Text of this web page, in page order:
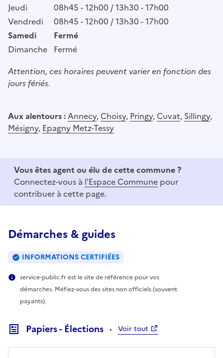
Jeudi
08h45 - 12h00 / 13h30 - 17h00
Vendredi
08h45 - 12h00 / 13h30 - 17h00
Samedi
Fermé
Dimanche Fermé
Attention, ces horaires peuvent varier en fonction des
jours fériés.
Aux alentours :Annecy, Choisy, Pringy, Cuvat, Sillingy,
Mésigny, Epagny Metz-Tessy
Vous êtes agent ou élu de cette commune ?
Connectez-vous à l'Espace Commune pour
contribuer à cette page.
Démarches & guides
INFORMATIONS CERTIFIÉES
service-public.fr est le site de référence pour vos
démarches. Méfiez-vous des sites non officiels (souvent
payants).
Papiers - Élections Voir tout